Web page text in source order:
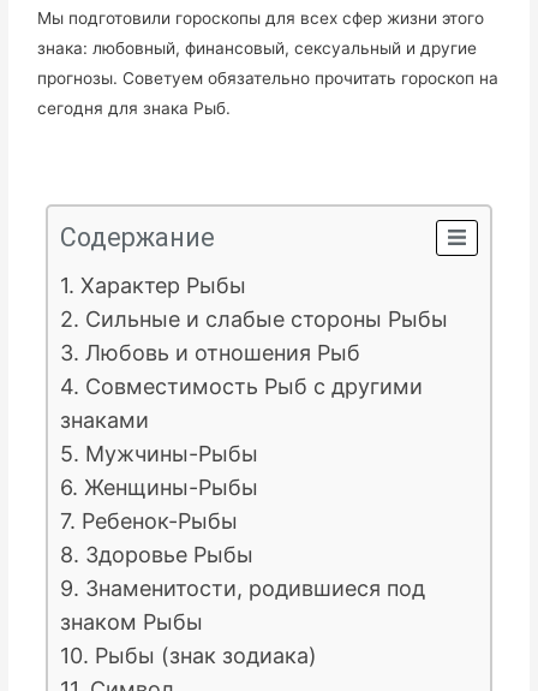
Мы подготовили гороскопы для всех сфер жизни этого
знака: любовный, финансовый, сексуальный и другие
прогнозы. Советуем обязательно прочитать гороскоп на
сегодня для знака Рыб.
Содержание
1. Характер Рыбы
2. Сильные и слабые стороны Рыбы
3. Любовь и отношения Рыб
4. Совместимость Рыб с другими
знаками
5. Мужчины-Рыбы
6. Женщины-Рыбы
7. Ребенок-Рыбы
8. Здоровье Рыбы
9. Знаменитости, родившиеся под
знаком Рыбы
10. Рыбы (знак зодиака)